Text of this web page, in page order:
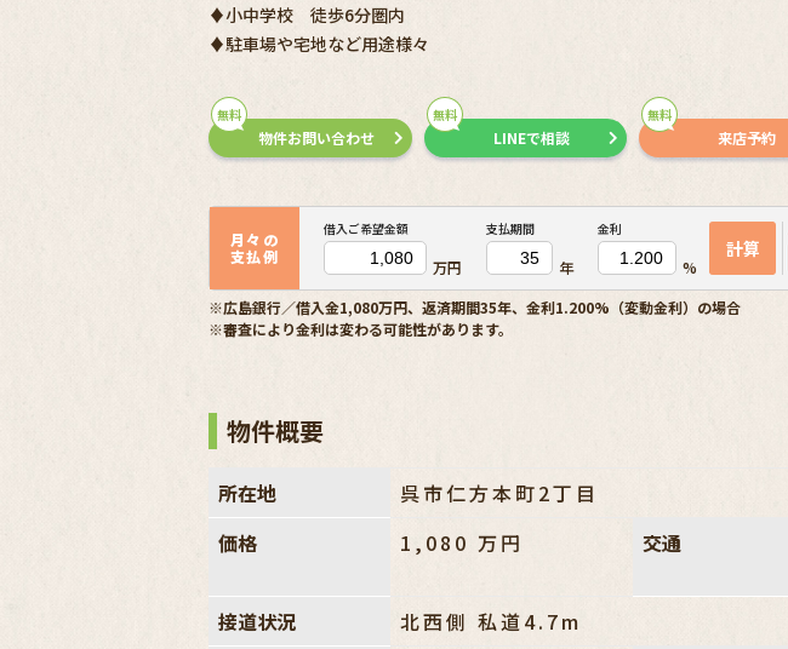
♦小中学校 徒歩6分圏内
♦駐車場や宅地など用途様々
無料
物件お問い合わせ
無料
LINEで相談
無料
来店予約
月々の
支払例
借入ご希望金額
万円
支払期間
年
金利
%
計算
※広島銀行／借入金1,080万円、返済期間35年、金利1.200%（変動金利）の場合
※審査により金利は変わる可能性があります。
物件概要
所在地
呉市仁方本町2丁目
価格
1,080 万円 交通
接道状況
北西側 私道4.7m